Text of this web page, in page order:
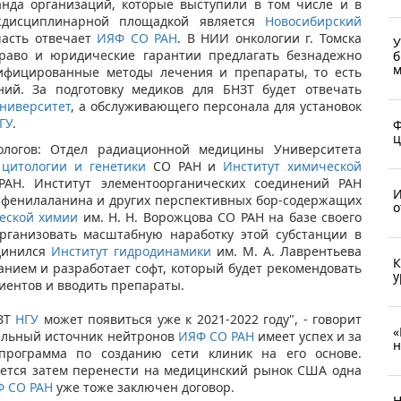
организаций, которые выступили в том числе и в
площадкой является Новосибирский
отвечает ИЯФ СО РАН. В НИИ онкологии г. Томска
и юридические гарантии предлагать безнадежно
методы лечения и препараты, то есть
За подготовку медиков для БНЗТ будет отвечать
, а обслуживающего персонала для установок
.
Отдел радиационной медицины Университета
и генетики СО РАН и Институт химической
Институт элементоорганических соединений РАН
и других перспективных бор-содержащих
химии им. Н. Н. Ворожцова СО РАН на базе своего
масштабную наработку этой субстанции в
Институт гидродинамики им. М. А. Лаврентьева
и разработает софт, который будет рекомендовать
и вводить препараты.
НГУ может появиться уже к 2021-2022 году", - говорит
источник нейтронов ИЯФ СО РАН имеет успех и за
по созданию сети клиник на его основе.
затем перенести на медицинский рынок США одна
СО РАН уже тоже заключен договор.